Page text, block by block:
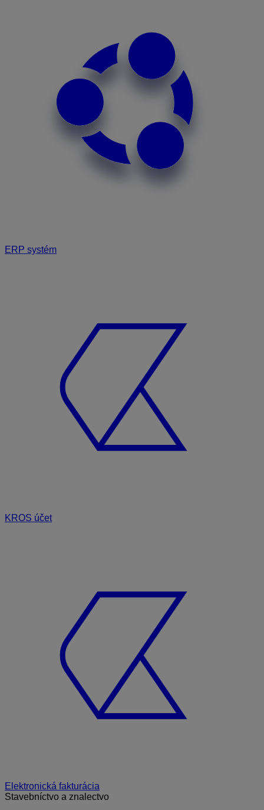
ERP systém
KROS účet
Elektronická fakturácia
Stavebníctvo a znalectvo